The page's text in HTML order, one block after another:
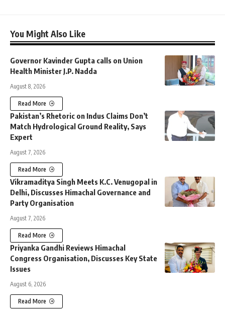
You Might Also Like
Governor Kavinder Gupta calls on Union
Health Minister J.P. Nadda
August 8, 2026
Read More
Pakistan’s Rhetoric on Indus Claims Don’t
Match Hydrological Ground Reality, Says
Expert
August 7, 2026
Read More
Vikramaditya Singh Meets K.C. Venugopal in
Delhi, Discusses Himachal Governance and
Party Organisation
August 7, 2026
Read More
Priyanka Gandhi Reviews Himachal
Congress Organisation, Discusses Key State
Issues
August 6, 2026
Read More